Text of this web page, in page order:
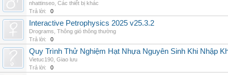
nhattinseo Các thiết bị khác
Trả lời:
0
Interactive Petrophysics 2025 v25.3.2
Drograms Thông gió thông thường
Trả lời:
0
Quy Trình Thử Nghiệm Hạt Nhựa Nguyên Sinh Khi Nhập
Vietuc190 Giao lưu
Trả lời:
0